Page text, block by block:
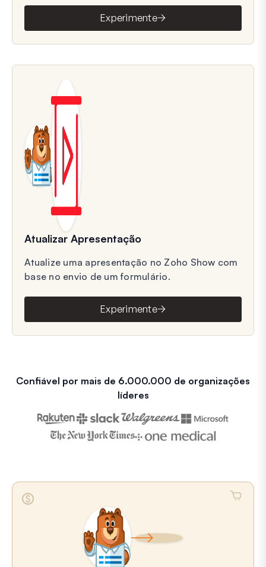
Experimente
Atualizar Apresentação
Atualize uma apresentação no Zoho Show com
base no envio de um formulário.
Experimente
Confiável por mais de 6.000.000 de organizações
líderes